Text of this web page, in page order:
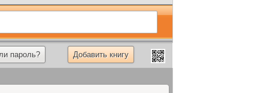
пароль? Добавить книгу